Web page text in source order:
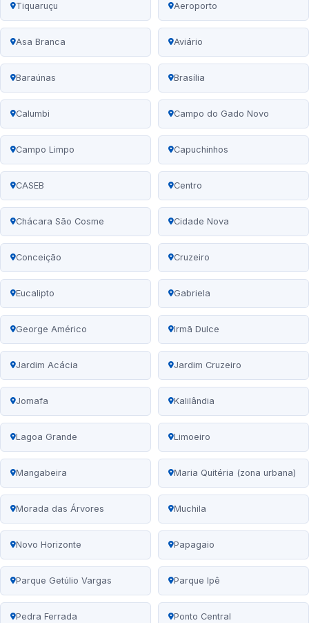
Tiquaruçu Aeroporto
Asa Branca Aviário
Baraúnas Brasília
Calumbi Campo do Gado Novo
Campo Limpo Capuchinhos
CASEB Centro
Chácara São Cosme Cidade Nova
Conceição Cruzeiro
Eucalipto Gabriela
George Américo Irmã Dulce
Jardim Acácia Jardim Cruzeiro
Jomafa Kalilândia
Lagoa Grande Limoeiro
Mangabeira Maria Quitéria (zona urbana)
Morada das Árvores Muchila
Novo Horizonte Papagaio
Parque Getúlio Vargas Parque Ipê
Pedra Ferrada Ponto Central